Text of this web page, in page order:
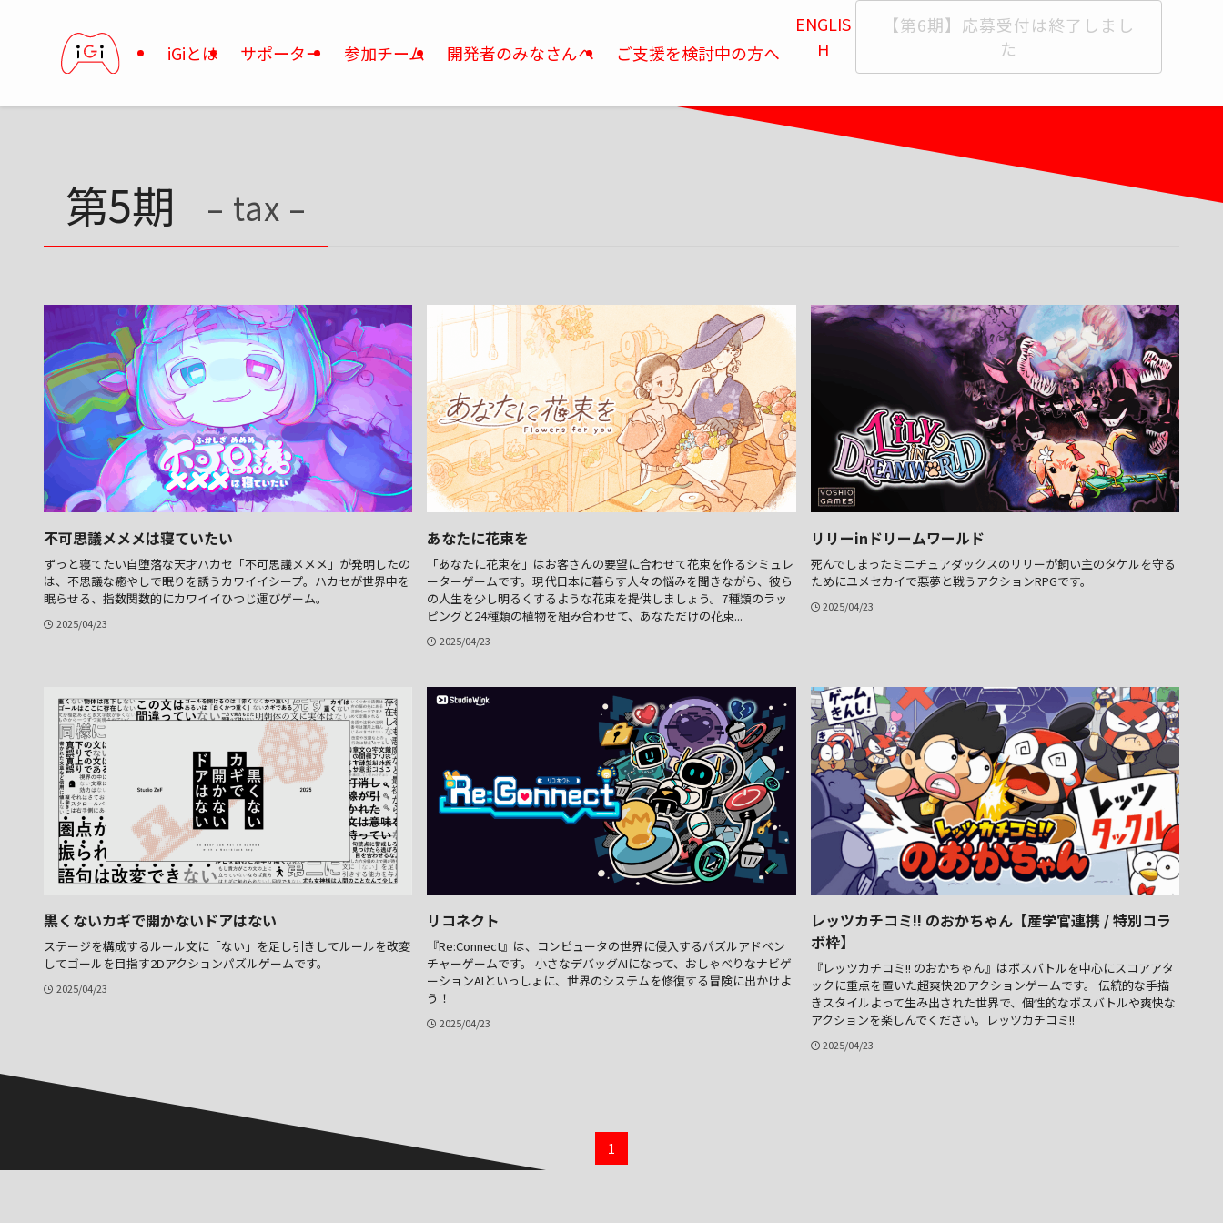
iGiとは サポーター 参加チーム 開発者のみなさんへ ご支援を検討中の方へ
ENGLIS
H
【第6期】応募受付は終了しまし
た
第5期 – tax –
不可思議メメメは寝ていたい
ずっと寝てたい自堕落な天才ハカセ「不可思議メメメ」が発明したの
は、不思議な癒やしで眠りを誘うカワイイシープ。ハカセが世界中を
眠らせる、指数関数的にカワイイひつじ運びゲーム。
2025/04/23
あなたに花束を
「あなたに花束を」はお客さんの要望に合わせて花束を作るシミュレ
ーターゲームです。現代日本に暮らす人々の悩みを聞きながら、彼ら
の人生を少し明るくするような花束を提供しましょう。7種類のラッ
ピングと24種類の植物を組み合わせて、あなただけの花束...
2025/04/23
リリーinドリームワールド
死んでしまったミニチュアダックスのリリーが飼い主のタケルを守る
ためにユメセカイで悪夢と戦うアクションRPGです。
2025/04/23
黒くないカギで開かないドアはない
ステージを構成するルール文に「ない」を足し引きしてルールを改変
してゴールを目指す2Dアクションパズルゲームです。
2025/04/23
リコネクト
『Re:Connect』は、コンピュータの世界に侵入するパズルアドベン
チャーゲームです。 小さなデバッグAIになって、おしゃべりなナビゲ
ーションAIといっしょに、世界のシステムを修復する冒険に出かけよ
う！
2025/04/23
レッツカチコミ!! のおかちゃん【産学官連携 / 特別コラ
ボ枠】
『レッツカチコミ!! のおかちゃん』はボスバトルを中心にスコアアタ
ックに重点を置いた超爽快2Dアクションゲームです。 伝統的な手描
きスタイルよって生み出された世界で、個性的なボスバトルや爽快な
アクションを楽しんでください。レッツカチコミ!!
2025/04/23
1